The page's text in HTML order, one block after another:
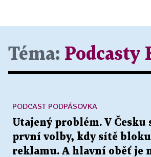
Téma: Podcasty
Utajený problém. V Česku
první volby, kdy sítě
reklamu. A hlavní oběť je
PODCAST PODPÁSOVKA